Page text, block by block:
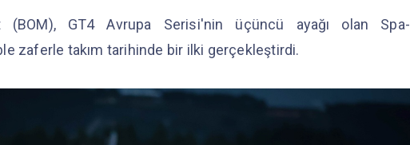
(BOM), GT4 Avrupa Serisi'nin üçüncü ayağı olan Spa-
zaferle takım tarihinde bir ilki gerçekleştirdi.